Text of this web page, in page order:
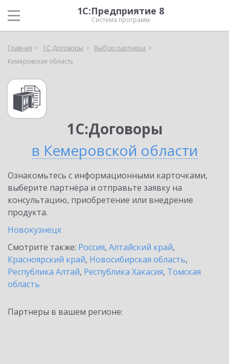
1С:Предприятие 8
Система программ
Главная 1С:Договоры
Выбор партнёра
Кемеровская область
1С:Договоры
в Кемеровской области
Ознакомьтесь с информационными карточками,
выберите партнёра и отправьте заявку на
консультацию, приобретение или внедрение
продукта.
Новокузнецк
Смотрите также: Россия, Алтайский край,
Красноярский край, Новосибирская область,
Республика Алтай, Республика Хакасия, Томская
область
Партнеры в вашем регионе: